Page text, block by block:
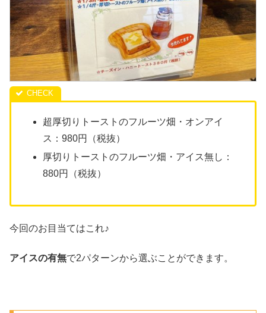
超厚切りトーストのフルーツ畑・オンアイ
ス：980円（税抜）
厚切りトーストのフルーツ畑・アイス無し：
880円（税抜）
今回のお目当てはこれ♪
アイスの有無で2パターンから選ぶことができます。